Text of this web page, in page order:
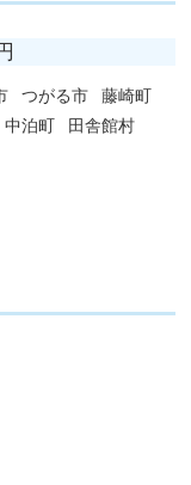
つがる市
藤崎町
中泊町
田舎館村